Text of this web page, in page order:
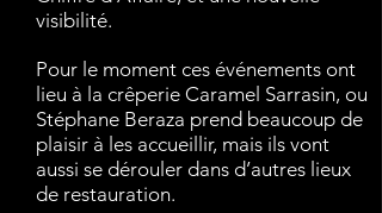
visibilité.
Pour le moment ces événements ont
lieu à la crêperie Caramel Sarrasin, ou
Stéphane Beraza prend beaucoup de
plaisir à les accueillir, mais ils vont
aussi se dérouler dans d’autres lieux
de restauration.